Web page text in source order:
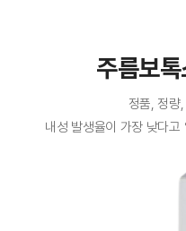
주름보
정품, 정량
내성 발생율이 가장 낮다